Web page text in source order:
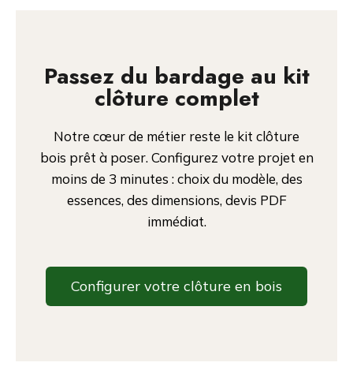
Passez du bardage au kit
clôture complet
Notre cœur de métier reste le kit clôture
bois prêt à poser. Configurez votre projet en
moins de 3 minutes : choix du modèle, des
essences, des dimensions, devis PDF
immédiat.
Configurer votre clôture en bois